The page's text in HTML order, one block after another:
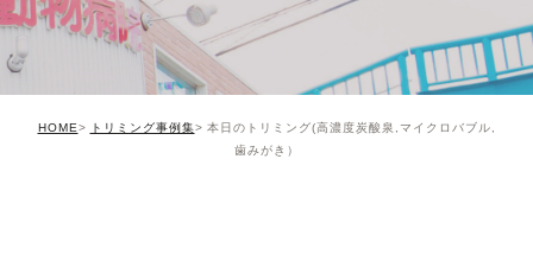
HOME トリミング事例集
本日のトリミング(高濃度炭酸泉,マイクロバブル,
歯みがき）